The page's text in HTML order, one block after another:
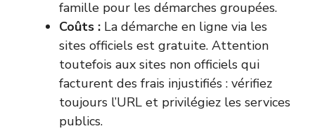
famille pour les démarches groupées.
Coûts : La démarche en ligne via les
sites officiels est gratuite. Attention
toutefois aux sites non officiels qui
facturent des frais injustifiés : vérifiez
toujours l’URL et privilégiez les services
publics.